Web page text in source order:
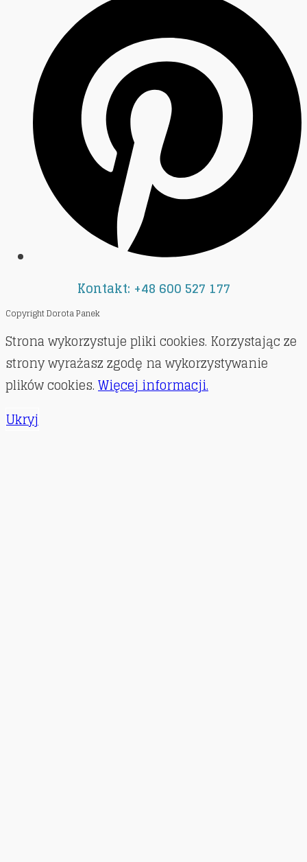
Kontakt: +48 600 527 177
Copyright Dorota Panek
Strona wykorzystuje pliki cookies. Korzystając ze
strony wyrażasz zgodę na wykorzystywanie
plików cookies.Więcej informacji.
Ukryj